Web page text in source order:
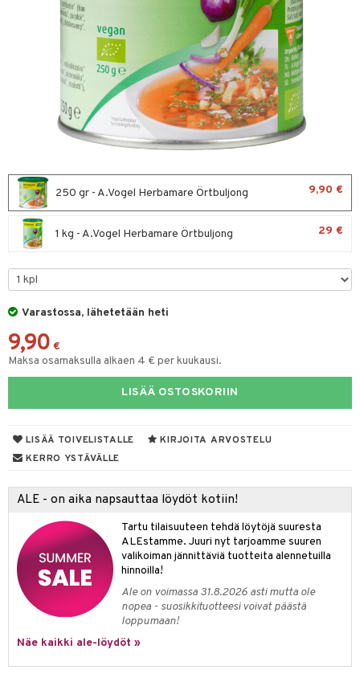
250 gr - A.Vogel Herbamare Örtbuljong 9,90 €
1 kg - A.Vogel Herbamare Örtbuljong 29 €
Varastossa, lähetetään heti
9,90 €
Maksa osamaksulla alkaen 4 € per kuukausi.
LISÄÄ OSTOSKORIIN
LISÄÄ TOIVELISTALLE
KIRJOITA ARVOSTELU
KERRO YSTÄVÄLLE
ALE - on aika napsauttaa löydöt kotiin!
Tartu tilaisuuteen tehdä löytöjä suuresta
ALEstamme. Juuri nyt tarjoamme suuren
valikoiman jännittäviä tuotteita alennetuilla
hinnoilla!
Ale on voimassa 31.8.2026 asti mutta ole
nopea - suosikkituotteesi voivat päästä
loppumaan!
Näe kaikki ale-löydöt »
& liemet
& siementahnoja
& kynnet
tuotteet
hoito
jalat
hoito
hoito
&mineraalit
lihakset